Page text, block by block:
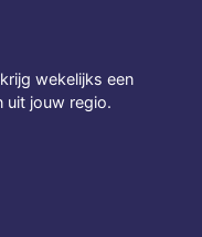
wekelijks een
uit jouw regio.